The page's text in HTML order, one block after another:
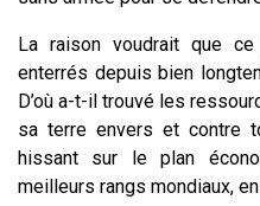
La raison voudrait que
enterrés depuis bien
D’où a-t-il trouvé les
sa terre envers et contre
hissant sur le plan
meilleurs rangs mondiaux,